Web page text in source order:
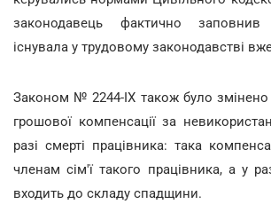
законодавець фактично
існувала у трудовому законодавстві
Законом № 2244-IX також було
грошової компенсації за
разі смерті працівника: така
членам сім'ї такого працівника, а у
входить до складу спадщини.